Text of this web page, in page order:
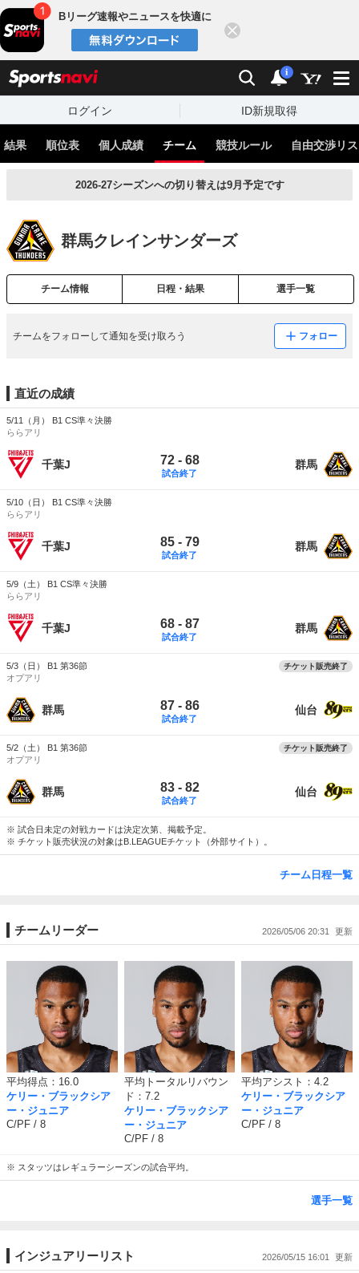
Bリーグ速報やニュースを快適に
検索 通知
i
ログイン ID新規取得
結果 順位表 個人成績 チーム 競技ルール 自由交渉リ
2026-27シーズンへの切り替えは9月予定です
チームをフォローして通知を受け取ろう フォロー